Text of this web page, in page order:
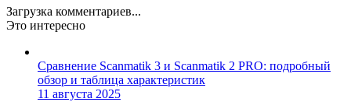
Загрузка комментариев...
Это интересно
Сравнение Scanmatik 3 и Scanmatik 2 PRO: подробный
обзор и таблица характеристик
11 августа 2025